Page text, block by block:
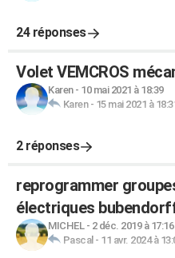
24 réponses
Volet VEMCROS
Karen- 10 mai 2021 à 18:39
Karen- 15 mai 2021 à
2 réponses
reprogrammer
électriques
MICHEL- 2 déc. 2019 à 17:16
Pascal - 11 avr. 2024 à